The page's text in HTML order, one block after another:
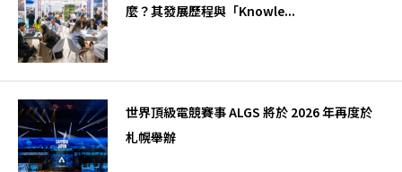
麼？其發展歷程與「Knowle...
世界頂級電競賽事 ALGS 將於 2026 年再度於
札幌舉辦